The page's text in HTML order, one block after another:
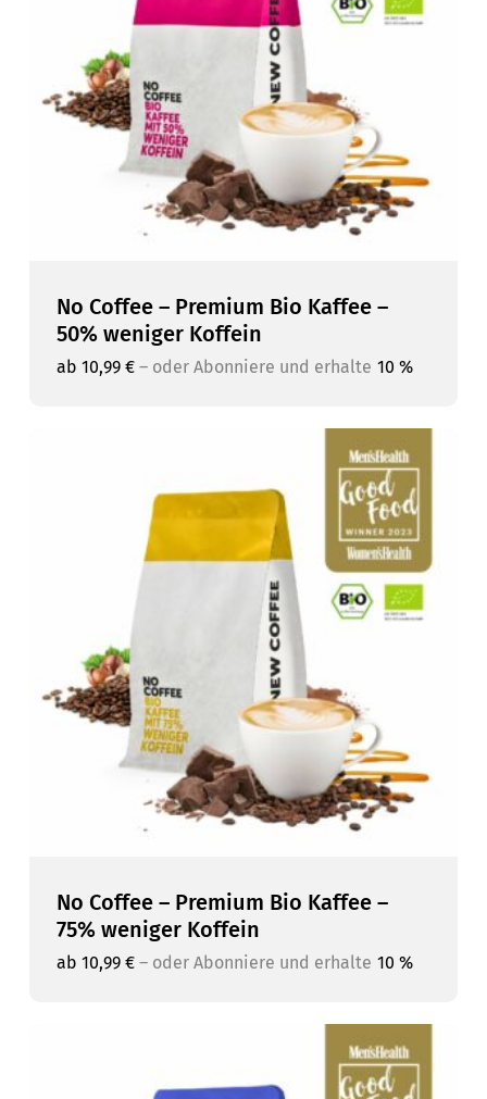
No Coffee – Premium Bio Kaffee –
50% weniger Koffein
ab 10,99 € –oder Abonniere und erhalte 10 %
No Coffee – Premium Bio Kaffee –
75% weniger Koffein
ab 10,99 € –oder Abonniere und erhalte 10 %